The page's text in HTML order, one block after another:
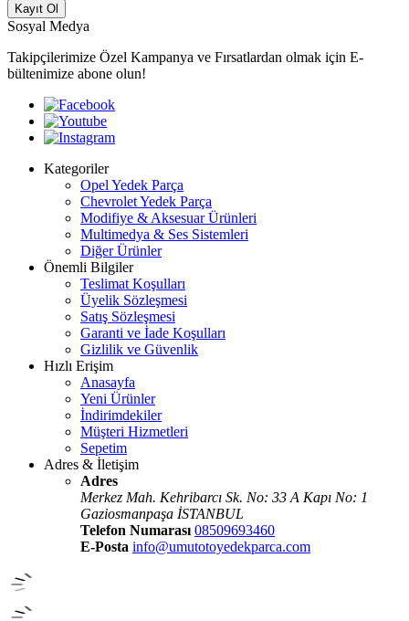
Kayıt Ol
Sosyal Medya
Takipçilerimize Özel Kampanya ve Fırsatlardan olmak için E-
bültenimize abone olun!
Kategoriler
Opel Yedek Parça
Chevrolet Yedek Parça
Modifiye & Aksesuar Ürünleri
Multimedya & Ses Sistemleri
Diğer Ürünler
Önemli Bilgiler
Teslimat Koşulları
Üyelik Sözleşmesi
Satış Sözleşmesi
Garanti ve İade Koşulları
Gizlilik ve Güvenlik
Hızlı Erişim
Anasayfa
Yeni Ürünler
İndirimdekiler
Müşteri Hizmetleri
Sepetim
Adres & İletişim
Adres
Merkez Mah. Kehribarcı Sk. No: 33 A Kapı No: 1
Gaziosmanpaşa İSTANBUL
Telefon Numarası 08509693460
E-Posta info@umutotoyedekparca.com